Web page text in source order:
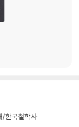
/한국철학사